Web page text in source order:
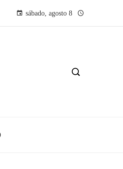
sábado, agosto 8